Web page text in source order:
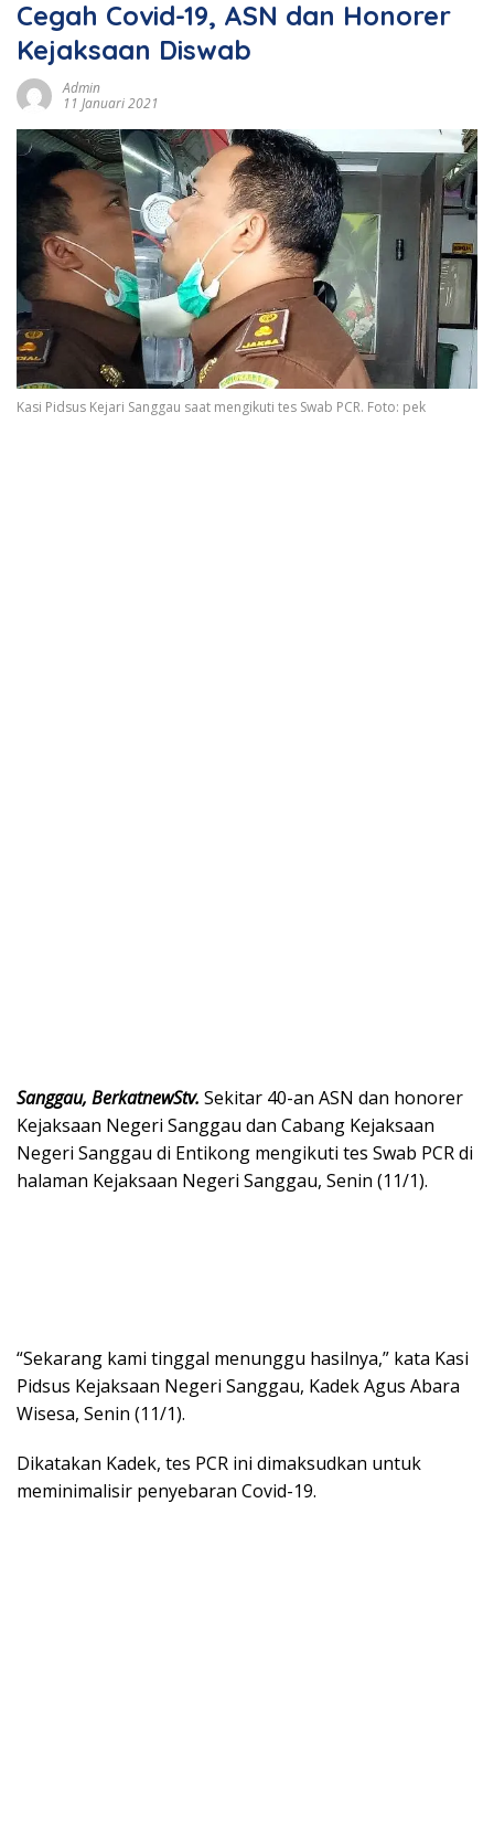
Cegah Covid-19, ASN dan Honorer
Kejaksaan Diswab
Admin
11 Januari 2021
Kasi Pidsus Kejari Sanggau saat mengikuti tes Swab PCR. Foto: pek
Sanggau, BerkatnewStv. Sekitar 40-an ASN dan honorer
Kejaksaan Negeri Sanggau dan Cabang Kejaksaan
Negeri Sanggau di Entikong mengikuti tes Swab PCR di
halaman Kejaksaan Negeri Sanggau, Senin (11/1).
“Sekarang kami tinggal menunggu hasilnya,” kata Kasi
Pidsus Kejaksaan Negeri Sanggau, Kadek Agus Abara
Wisesa, Senin (11/1).
Dikatakan Kadek, tes PCR ini dimaksudkan untuk
meminimalisir penyebaran Covid-19.